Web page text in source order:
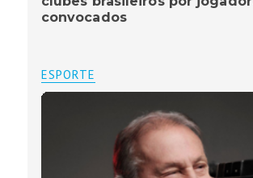
convocados
ESPORTE